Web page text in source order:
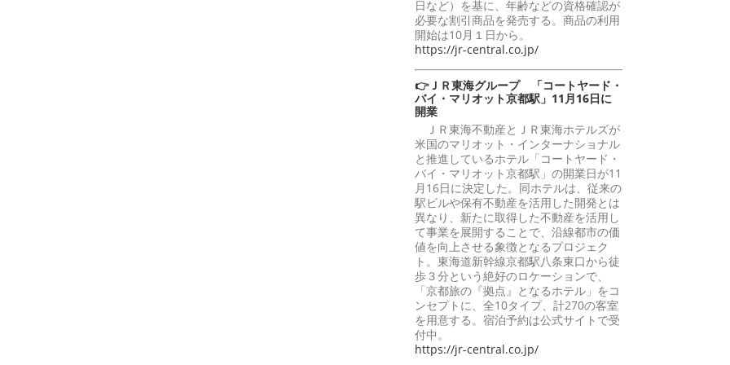
日など）を基に、年齢などの資格確認が
必要な割引商品を発売する。商品の利用
開始は10月１日から。
https://jr-central.co.jp/
👉ＪＲ東海グループ 「コートヤード・
バイ・マリオット京都駅」11月16日に
開業
ＪＲ東海不動産とＪＲ東海ホテルズが
米国のマリオット・インターナショナル
と推進しているホテル「コートヤード・
バイ・マリオット京都駅」の開業日が11
月16日に決定した。同ホテルは、従来の
駅ビルや保有不動産を活用した開発とは
異なり、新たに取得した不動産を活用し
て事業を展開することで、沿線都市の価
値を向上させる象徴となるプロジェク
ト。東海道新幹線京都駅八条東口から徒
歩３分という絶好のロケーションで、
「京都旅の『拠点』となるホテル」をコ
ンセプトに、全10タイプ、計270の客室
を用意する。宿泊予約は公式サイトで受
付中。
https://jr-central.co.jp/